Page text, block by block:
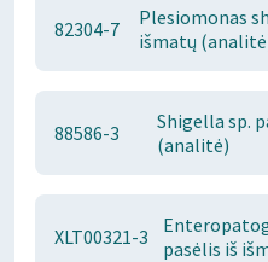
82304-7
Plesiomonas
išmatų
88586-3
Shigella sp.
(analitė)
XLT00321-3
pasėlis iš